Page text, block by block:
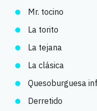
Mr. tocino
La torito
La tejana
La clásica
Quesoburguesa
Derretido